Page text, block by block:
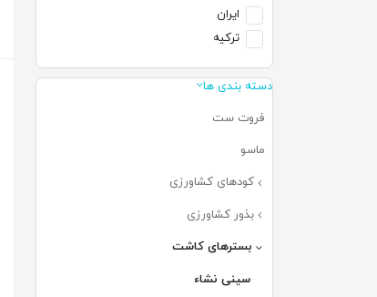
ایران
ترکیه
دسته بندی ها
فروت ست
ماسو
کودهای کشاورزی
بذور کشاورزی
بسترهای کاشت
سینی نشاء